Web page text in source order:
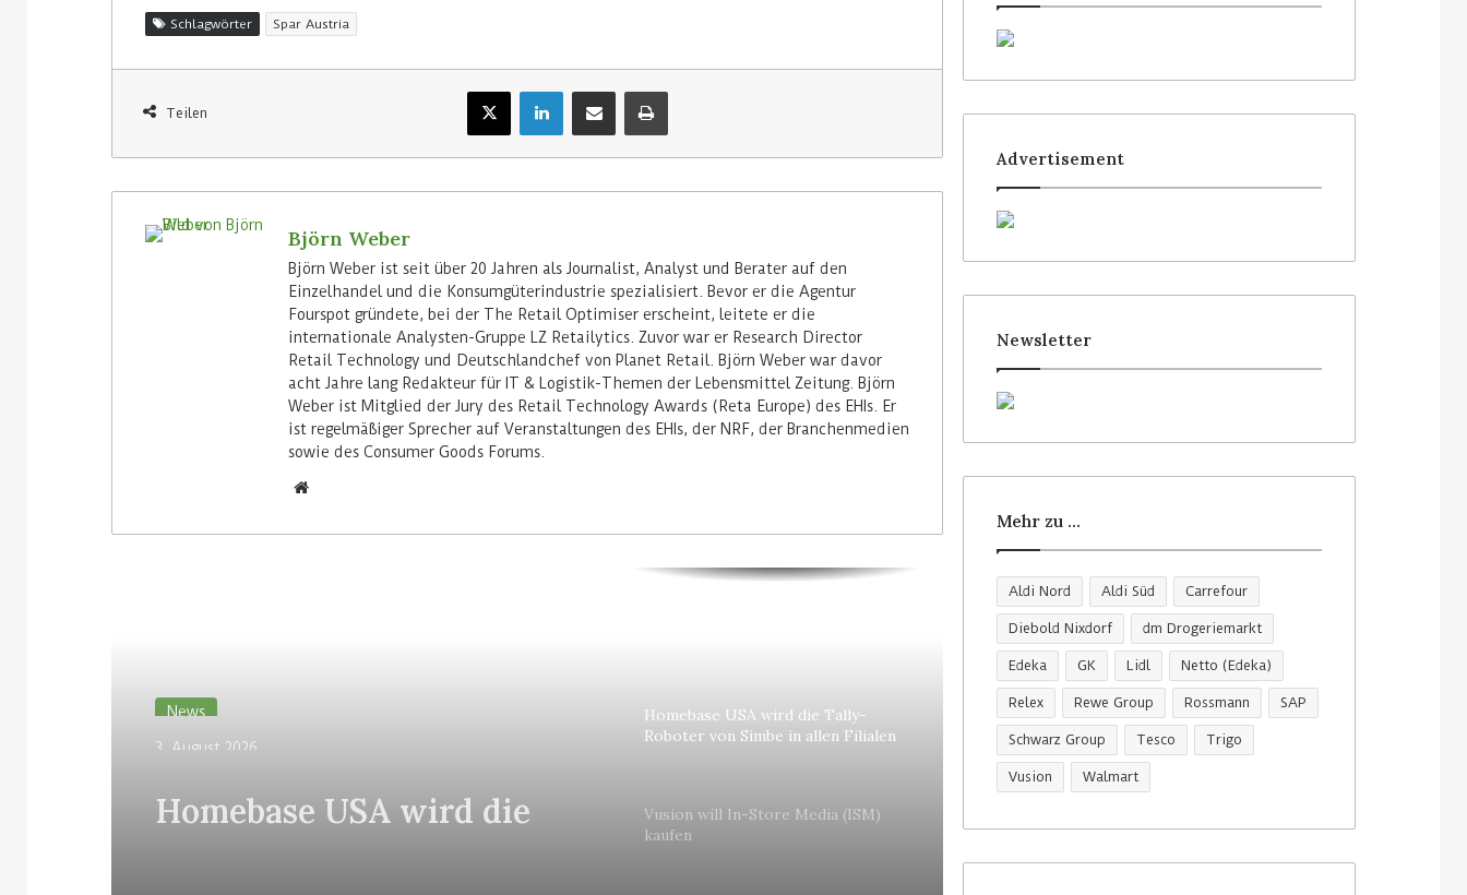
Schlagwörter Spar Austria
Teilen
Björn Weber
Björn Weber ist seit über 20 Jahren als Journalist, Analyst und Berater auf den
Einzelhandel und die Konsumgüterindustrie spezialisiert. Bevor er die Agentur
Fourspot gründete, bei der The Retail Optimiser erscheint, leitete er die
internationale Analysten-Gruppe LZ Retailytics. Zuvor war er Research Director
Retail Technology und Deutschlandchef von Planet Retail. Björn Weber war davor
acht Jahre lang Redakteur für IT & Logistik-Themen der Lebensmittel Zeitung. Björn
Weber ist Mitglied der Jury des Retail Technology Awards (Reta Europe) des EHIs. Er
ist regelmäßiger Sprecher auf Veranstaltungen des EHIs, der NRF, der Branchenmedien
sowie des Consumer Goods Forums.
News
3. August 2026
Tally-Roboter von Simbe in
Homebase USA wird die Tally-
Roboter von Simbe in allen Filialen
Vusion will In-Store Media (ISM)
kaufen
Advertisement
Newsletter
Mehr zu …
Aldi Nord Aldi Süd Carrefour
Diebold Nixdorf dm Drogeriemarkt
Edeka GK Lidl Netto (Edeka)
Relex Rewe Group Rossmann SAP
Schwarz Group Tesco Trigo
Vusion Walmart